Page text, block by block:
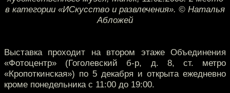
в категории «ИСкусство и развлечения». © Наталья
Абложей
Выставка проходит на втором этаже Объединения
«Фотоцентр» (Гоголевский б-р, д. 8, ст. метро
«Кропоткинская») по 5 декабря и открыта ежедневно
кроме понедельника с 11:00 до 19:00.